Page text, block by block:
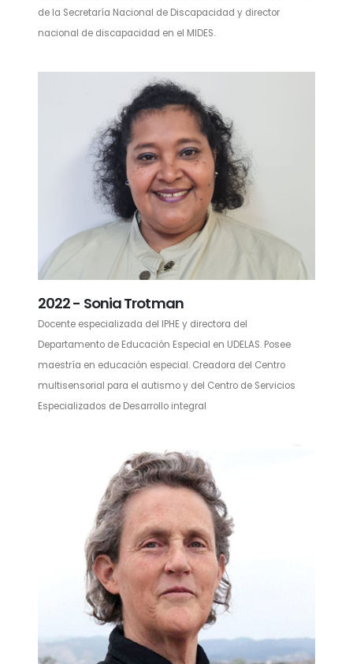
de la Secretaría Nacional de Discapacidad y director
nacional de discapacidad en el MIDES.
2022 - Sonia Trotman
Docente especializada del IPHE y directora del
Departamento de Educación Especial en UDELAS. Posee
maestría en educación especial. Creadora del Centro
multisensorial para el autismo y del Centro de Servicios
Especializados de Desarrollo integral